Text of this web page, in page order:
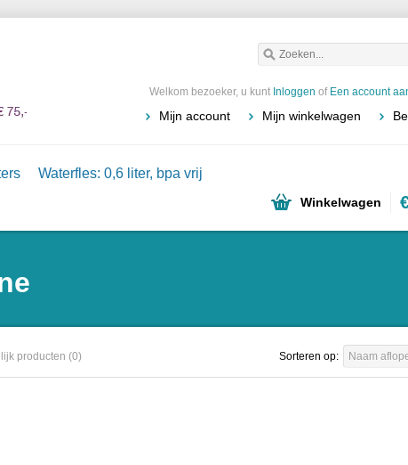
Welkom bezoeker, u kunt Inloggen of Een account
Mijn account Mijn winkelwagen
Waterfles: 0,6 liter, bpa vrij
Winkelwagen
producten (0) Sorteren op: Naam